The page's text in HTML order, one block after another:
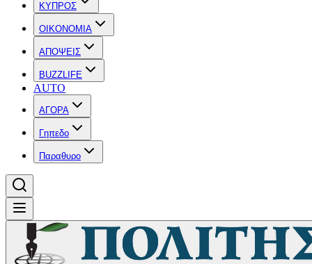
ΚΥΠΡΟΣ
OIKONOMIA
ΑΠΟΨΕΙΣ
BUZZLIFE
AUTO
ΑΓΟΡΑ
Γηπεδο
Παραθυρο